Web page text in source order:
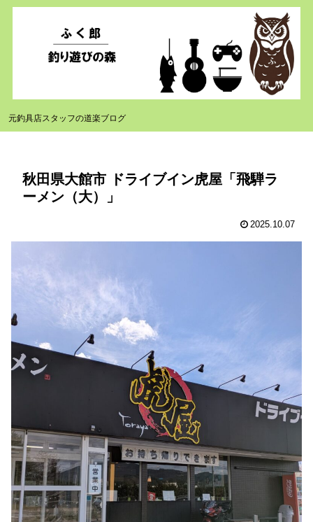
元釣具店スタッフの道楽ブログ
秋田県大館市 ドライブイン虎屋「飛騨ラ
ーメン（大）」
2025.10.07